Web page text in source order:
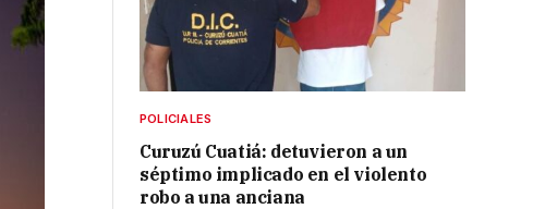
POLICIALES
Curuzú Cuatiá: detuvieron a un
séptimo implicado en el violento
robo a una anciana